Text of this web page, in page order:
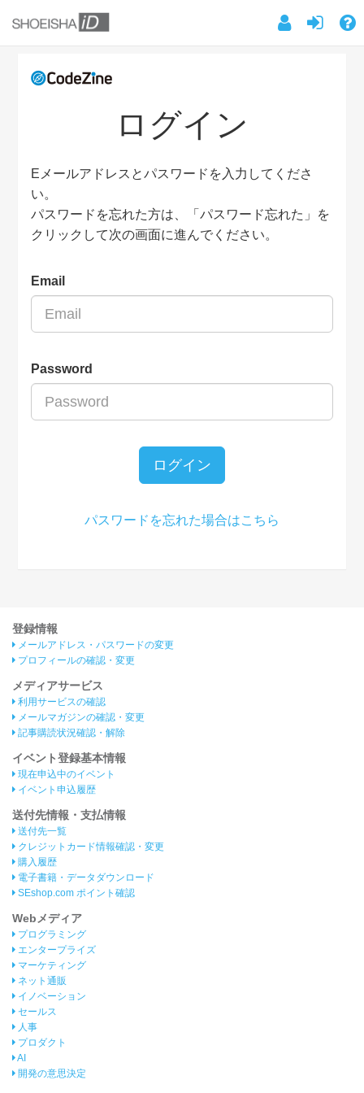
ログイン
Eメールアドレスとパスワードを入力してくださ
い。
パスワードを忘れた方は、「パスワード忘れた」を
クリックして次の画面に進んでください。
Email
Password
ログイン
パスワードを忘れた場合はこちら
登録情報
メールアドレス・パスワードの変更
プロフィールの確認・変更
メディアサービス
利用サービスの確認
メールマガジンの確認・変更
記事購読状況確認・解除
イベント登録基本情報
現在申込中のイベント
イベント申込履歴
送付先情報・支払情報
送付先一覧
クレジットカード情報確認・変更
購入履歴
電子書籍・データダウンロード
SEshop.com ポイント確認
Webメディア
プログラミング
エンタープライズ
マーケティング
ネット通販
イノベーション
セールス
人事
プロダクト
AI
開発の意思決定